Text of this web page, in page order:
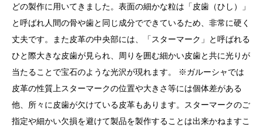
どの製作に用いてきました。表面の細かな粒は「皮歯（ひし）」
と呼ばれ人間の骨や歯と同じ成分でできているため、非常に硬く
丈夫です。また皮革の中央部には、「スターマーク」と呼ばれる
ひと際大きな皮歯が見られ、周りを囲む細かい皮歯と共に光りが
当たることで宝石のような光沢が現れます。 ※ガルーシャでは
皮革の性質上スターマークの位置や大きさ等には個体差がある
他、所々に皮歯が欠けている皮革もあります。スターマークのご
指定や細かい欠損を避けて製品を製作することは出来かねますこ